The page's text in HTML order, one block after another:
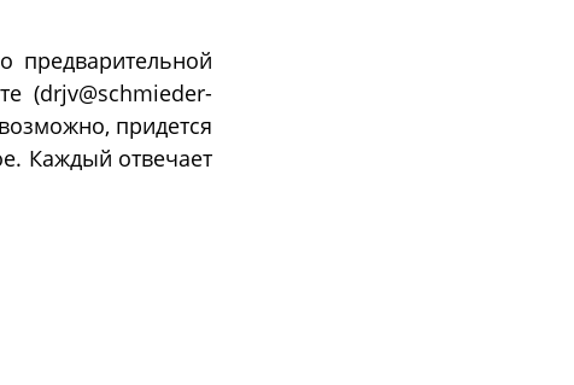
предварительной
(drjv@schmieder-
придется
Каждый отвечает